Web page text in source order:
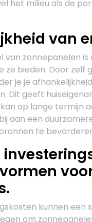
het milieu als de
van
van zonnepanelen
ze bieden. Door
je je
Dit geeft
op lange termijn
aan een
te
kunnen
om